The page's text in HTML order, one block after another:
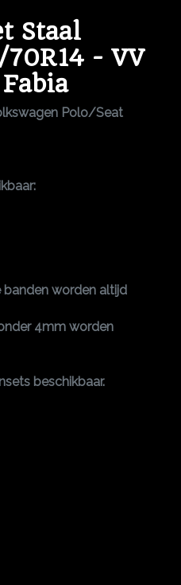
Staal
- VV
Polo/Seat
worden altijd
4mm worden
beschikbaar.